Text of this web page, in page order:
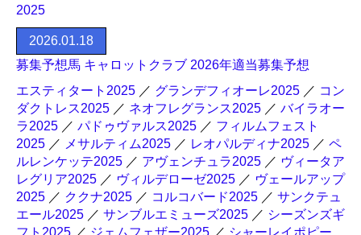
2025
2026.01.18
募集予想馬 キャロットクラブ 2026年適当募集予想
エスティタート2025 ／ グランデフィオーレ2025 ／ コン
ダクトレス2025 ／ ネオフレグランス2025 ／ バイラオー
ラ2025 ／ パドゥヴァルス2025 ／ フィルムフェスト
2025 ／ メサルティム2025 ／ レオパルディナ2025 ／ ペ
ルレンケッテ2025 ／ アヴェンチュラ2025 ／ ヴィータア
レグリア2025 ／ ヴィルデローゼ2025 ／ ヴェールアップ
2025 ／ ククナ2025 ／ コルコバード2025 ／ サンクテュ
エール2025 ／ サンブルエミューズ2025 ／ シーズンズギ
フト2025 ／ ジェムフェザー2025 ／ シャーレイポピー